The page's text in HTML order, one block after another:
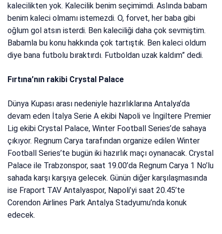
kalecilikten yok. Kalecilik benim seçimimdi. Aslında babam
benim kaleci olmamı istemezdi. O, forvet, her baba gibi
oğlum gol atsın isterdi. Ben kaleciliği daha çok sevmiştim.
Babamla bu konu hakkında çok tartıştık. Ben kaleci oldum
diye bana futbolu bıraktırdı. Futboldan uzak kaldım” dedi.
Fırtına’nın rakibi Crystal Palace
Dünya Kupası arası nedeniyle hazırlıklarına Antalya’da
devam eden İtalya Serie A ekibi Napoli ve İngiltere Premier
Lig ekibi Crystal Palace, Winter Football Series’de sahaya
çıkıyor. Regnum Carya tarafından organize edilen Winter
Football Series’te bugün iki hazırlık maçı oynanacak. Crystal
Palace ile Trabzonspor, saat 19.00’da Regnum Carya 1 No’lu
sahada karşı karşıya gelecek. Günün diğer karşılaşmasında
ise Fraport TAV Antalyaspor, Napoli’yi saat 20.45’te
Corendon Airlines Park Antalya Stadyumu’nda konuk
edecek.